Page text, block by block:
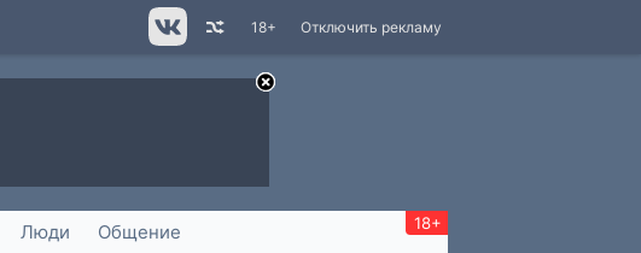
Отключить рекламу
18+
Люди Общение 18+